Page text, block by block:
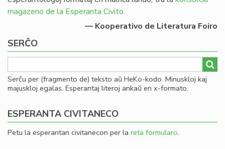
magazeno de la Esperanta Civito.
— Kooperativo de Literatura Foiro
SERĈO
Serĉu per (fragmento de) teksto aŭ HeKo-kodo. Minuskloj kaj
majuskloj egalas. Esperantaj literoj ankaŭ en x-formato.
ESPERANTA CIVITANECO
Petu la esperantan civitanecon per la reta formularo.